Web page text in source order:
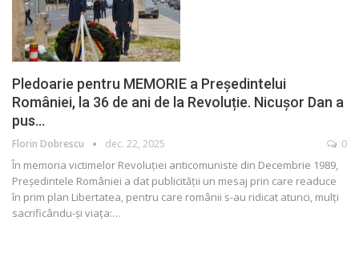
Pledoarie pentru MEMORIE a Președintelui
României, la 36 de ani de la Revoluție. Nicușor Dan a
pus…
Florin Dobrescu dec. 22, 2025 0
În memoria victimelor Revoluției anticomuniste din Decembrie 1989,
Președintele României a dat publicității un mesaj prin care readuce
în prim plan Libertatea, pentru care românii s-au ridicat atunci, mulți
sacrificându-și viața:…